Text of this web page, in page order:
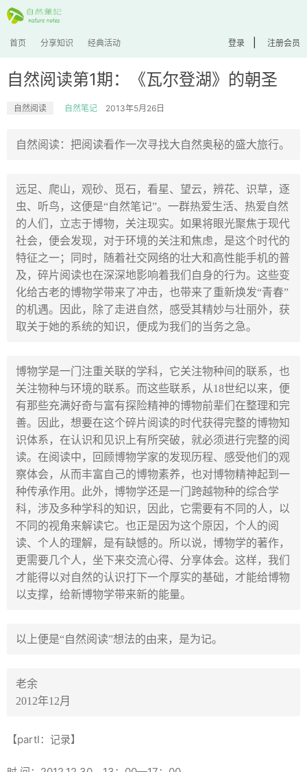
首页 分享知识 经典活动 登录 注册会员
自然阅读第1期：《瓦尔登湖》的朝圣
自然阅读 自然笔记 2013年5月26日
自然阅读：把阅读看作一次寻找大自然奥秘的盛大旅行。
远足、爬山，观砂、觅石，看星、望云，辨花、识草，逐
虫、听鸟，这便是“自然笔记”。一群热爱生活、热爱自然
的人们，立志于博物，关注现实。如果将眼光聚焦于现代
社会，便会发现，对于环境的关注和焦虑，是这个时代的
特征之一；同时，随着社交网络的壮大和高性能手机的普
及，碎片阅读也在深深地影响着我们自身的行为。这些变
化给古老的博物学带来了冲击，也带来了重新焕发“青春”
的机遇。因此，除了走进自然，感受其精妙与壮丽外，获
取关于她的系统的知识，便成为我们的当务之急。
博物学是一门注重关联的学科，它关注物种间的联系，也
关注物种与环境的联系。而这些联系，从18世纪以来，便
有那些充满好奇与富有探险精神的博物前辈们在整理和完
善。因此，想要在这个碎片阅读的时代获得完整的博物知
识体系，在认识和见识上有所突破，就必须进行完整的阅
读。在阅读中，回顾博物学家的发现历程、感受他们的观
察体会，从而丰富自己的博物素养，也对博物精神起到一
种传承作用。此外，博物学还是一门跨越物种的综合学
科，涉及多种学科的知识，因此，它需要有不同的人，以
不同的视角来解读它。也正是因为这个原因，个人的阅
读、个人的理解，是有缺憾的。所以说，博物学的著作，
更需要几个人，坐下来交流心得、分享体会。这样，我们
才能得以对自然的认识打下一个厚实的基础，才能给博物
以支撑，给新博物学带来新的能量。
以上便是“自然阅读”想法的由来，是为记。
老余
2012年12月
【partⅠ：记录】